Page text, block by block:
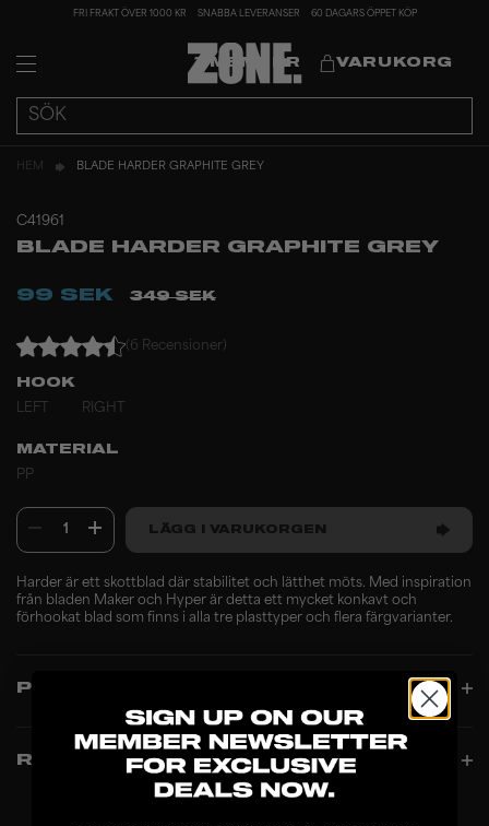
FRI FRAKT ÖVER 1000 KR SNABBA LEVERANSER 60 DAGARS ÖPPET KÖP
MEMBER VARUKORG
HEM BLADE HARDER GRAPHITE GREY
C41961
BLADE HARDER GRAPHITE GREY
99 SEK 349 SEK
(6 Recensioner)
HOOK
LEFT
RIGHT
MATERIAL
PP
1 LÄGG I VARUKORGEN
Harder är ett skottblad där stabilitet och lätthet möts. Med inspiration
från bladen Maker och Hyper är detta ett mycket konkavt och
förhookat blad som finns i alla tre plasttyper och flera färgvarianter.
PRODUCT INFO
RECENSIONER